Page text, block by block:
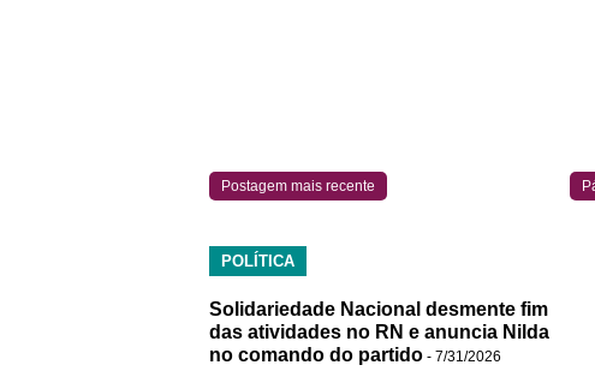
Postagem mais recente
POLÍTICA
Solidariedade Nacional desmente fim
das atividades no RN e anuncia Nilda
no comando do partido - 7/31/2026